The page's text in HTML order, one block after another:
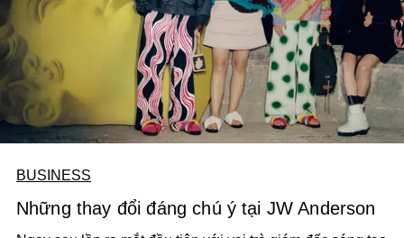
BUSINESS
Những thay đổi đáng chú ý tại JW Anderson